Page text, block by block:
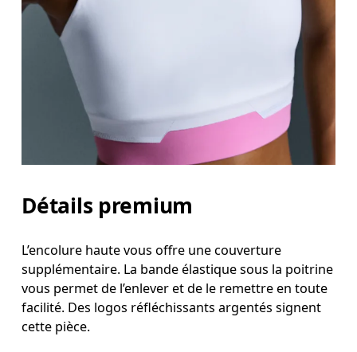
Détails premium
L’encolure haute vous offre une couverture
supplémentaire. La bande élastique sous la poitrine
vous permet de l’enlever et de le remettre en toute
facilité. Des logos réfléchissants argentés signent
cette pièce.